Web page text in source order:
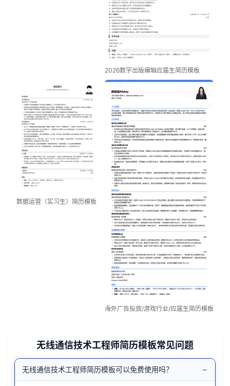
2026数字出版编辑应届生简历模板
数据运营（实习生）简历模板
海外广告投放/游戏行业/应届生简历模板
无线通信技术工程师简历模板常见问题
无线通信技术工程师简历模板可以免费使用吗？ −